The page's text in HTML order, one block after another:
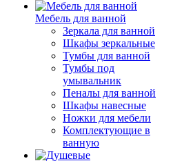
Мебель для ванной
Зеркала для ванной
Шкафы зеркальные
Тумбы для ванной
Тумбы под
умывальник
Пеналы для ванной
Шкафы навесные
Ножки для мебели
Комплектующие в
ванную